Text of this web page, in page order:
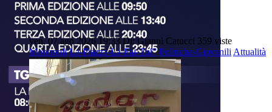
ven, 07 ago 2026 19:33 Di: Gianni Catucci 359 viste
Monopoli La-Piazza-La-Fai-Tu!” Politiche-Giovanili Attualità